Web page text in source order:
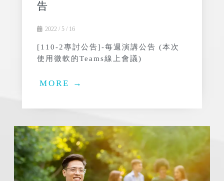
告
2022 / 5 / 16
[110-2專討公告]-每週演講公告 (本次
使用微軟的Teams線上會議)
MORE →